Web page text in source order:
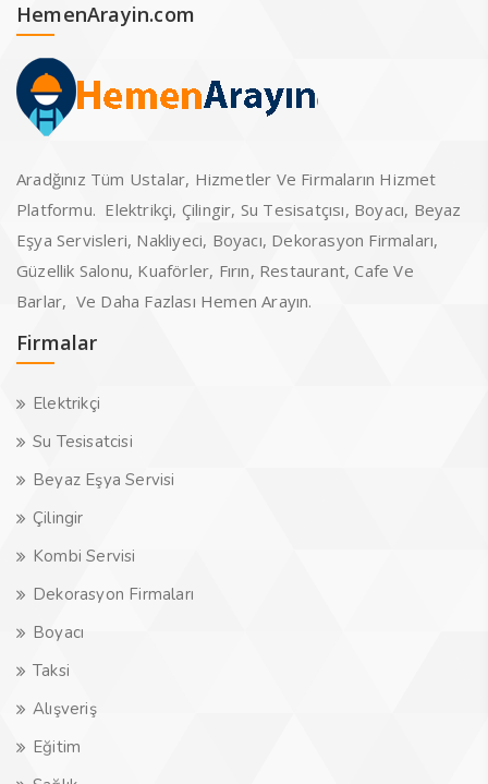
HemenArayin.com
Aradğınız Tüm Ustalar, Hizmetler Ve Firmaların Hizmet
Platformu. Elektrikçi, Çilingir, Su Tesisatçısı, Boyacı, Beyaz
Eşya Servisleri, Nakliyeci, Boyacı, Dekorasyon Firmaları,
Güzellik Salonu, Kuaförler, Fırın, Restaurant, Cafe Ve
Barlar, Ve Daha Fazlası Hemen Arayın.
Firmalar
Elektrikçi
Su Tesisatcisi
Beyaz Eşya Servisi
Çilingir
Kombi Servisi
Dekorasyon Firmaları
Boyacı
Taksi
Alışveriş
Eğitim